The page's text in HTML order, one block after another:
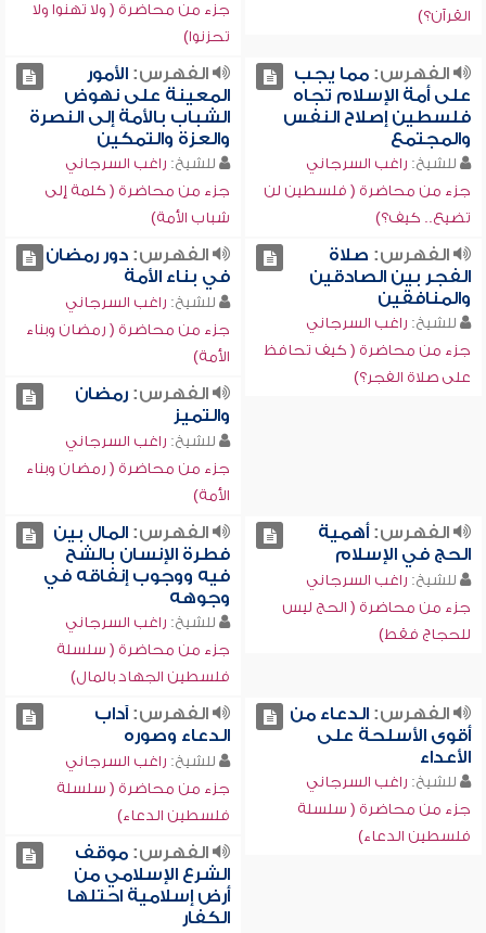
القرآن؟)
جزء من محاضرة ( ولا تهنوا ولا
تحزنوا)
الفهرس:مما يجب
على أمة الإسلام تجاه
فلسطين إصلاح النفس
والمجتمع
للشيخ: راغب السرجاني
جزء من محاضرة ( فلسطين لن
تضيع.. كيف؟)
الفهرس:الأمور
المعينة على نهوض
الشباب بالأمة إلى النصرة
والعزة والتمكين
للشيخ: راغب السرجاني
جزء من محاضرة ( كلمة إلى
شباب الأمة)
الفهرس: صلاة
الفجر بين الصادقين
والمنافقين
للشيخ: راغب السرجاني
جزء من محاضرة ( كيف تحافظ
على صلاة الفجر؟)
الفهرس:دور رمضان
في بناء الأمة
للشيخ: راغب السرجاني
جزء من محاضرة ( رمضان وبناء
الأمة)
الفهرس:رمضان
والتميز
للشيخ: راغب السرجاني
جزء من محاضرة ( رمضان وبناء
الأمة)
الفهرس:أهمية
الحج في الإسلام
للشيخ: راغب السرجاني
جزء من محاضرة ( الحج ليس
للحجاج فقط)
الفهرس:المال بين
فطرة الإنسان بالشح
فيه ووجوب إنفاقه في
وجوهه
للشيخ: راغب السرجاني
جزء من محاضرة ( سلسلة
فلسطين الجهاد بالمال)
الفهرس:الدعاء من
أقوى الأسلحة على
الأعداء
للشيخ: راغب السرجاني
جزء من محاضرة ( سلسلة
فلسطين الدعاء)
الفهرس:آداب
الدعاء وصوره
للشيخ: راغب السرجاني
جزء من محاضرة ( سلسلة
فلسطين الدعاء)
الفهرس:موقف
الشرع الإسلامي من
أرض إسلامية احتلها
الكفار